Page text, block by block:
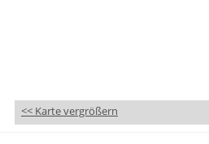
<< Karte vergrößern